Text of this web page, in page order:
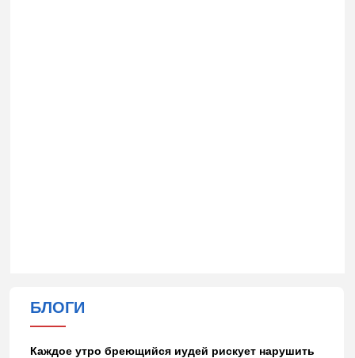
БЛОГИ
Каждое утро бреющийся иудей рискует нарушить